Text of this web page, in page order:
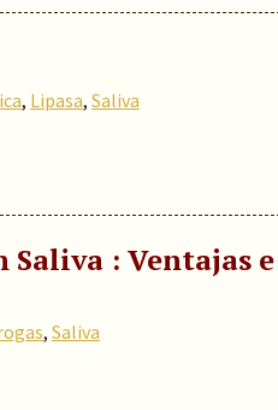
, Lipasa, Saliva
: Ventajas e
, Saliva